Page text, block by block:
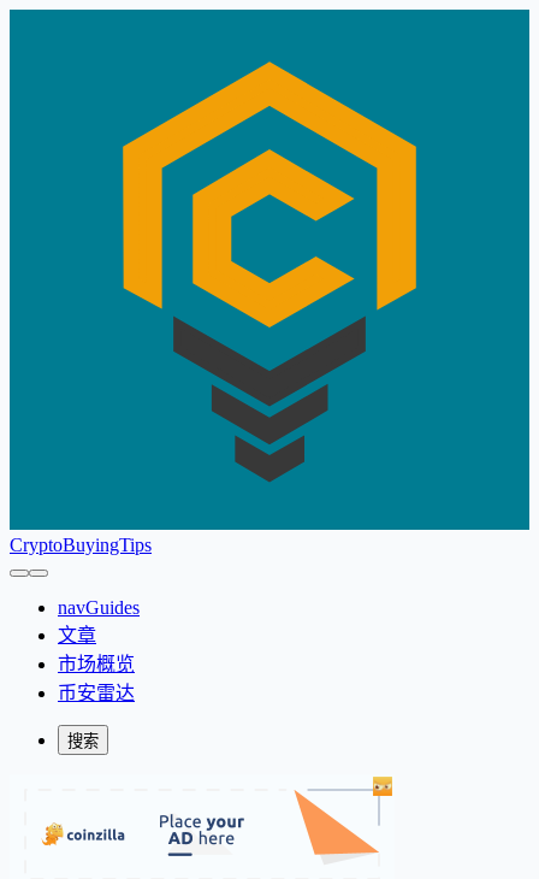
CryptoBuyingTips
navGuides
文章
市场概览
币安雷达
搜索